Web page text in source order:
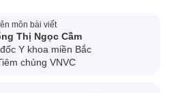
môn bài viết
Thị Ngọc Cầm
Y khoa miền Bắc
chủng VNVC